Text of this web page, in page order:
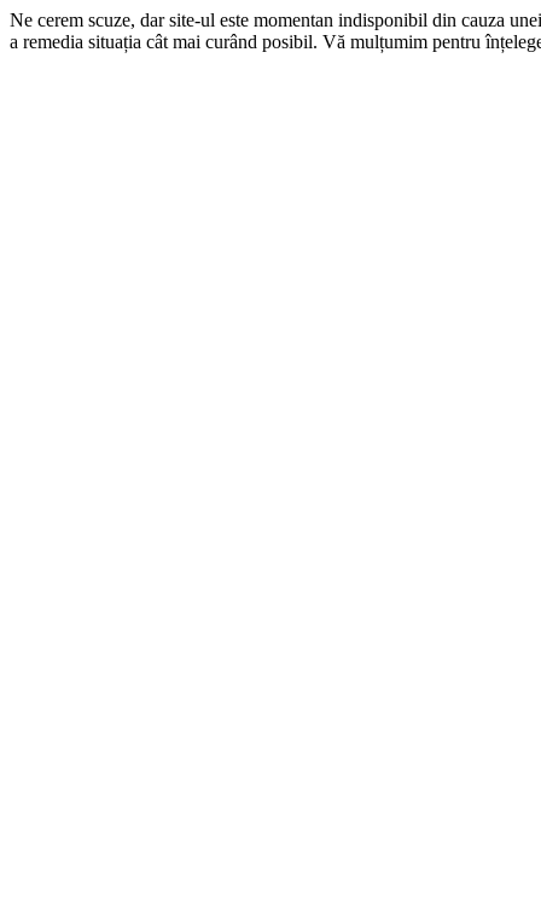
Ne cerem scuze, dar site-ul este momentan indisponibil din cauza
a remedia situația cât mai curând posibil. Vă mulțumim pentru